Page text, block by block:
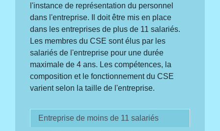
l'instance de représentation du personnel
dans l'entreprise. Il doit être mis en place
dans les entreprises de plus de 11 salariés.
Les membres du CSE sont élus par les
salariés de l'entreprise pour une durée
maximale de 4 ans. Les compétences, la
composition et le fonctionnement du CSE
varient selon la taille de l'entreprise.
Entreprise de moins de 11 salariés